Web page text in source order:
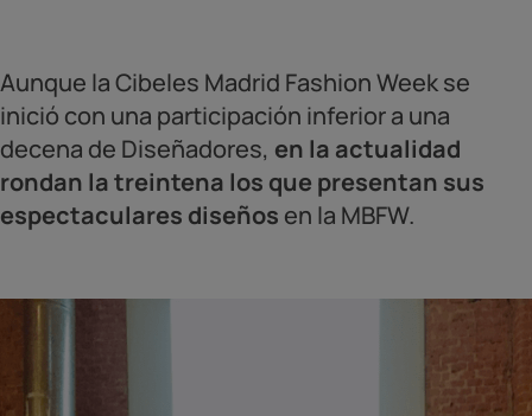
Aunque la Cibeles Madrid Fashion Week se
inició con una participación inferior a una
decena de Diseñadores, en la actualidad
rondan la treintena los que presentan sus
espectaculares diseños en la MBFW.